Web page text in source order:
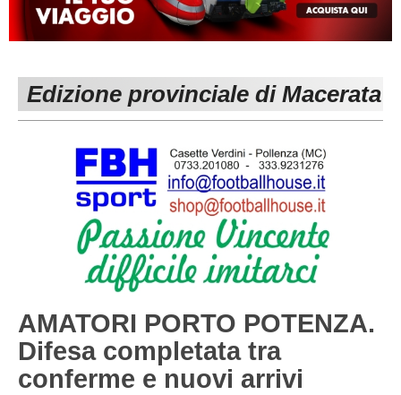
MACERATA
Carica la tua Rosa
ECCELLENZA
1^ CATEGORIA
3^ CATEGORIA
GIOVANILI
REGIONALI
Edizione provinciale di Macerata
AMATORI PORTO POTENZA.
Difesa completata tra
conferme e nuovi arrivi